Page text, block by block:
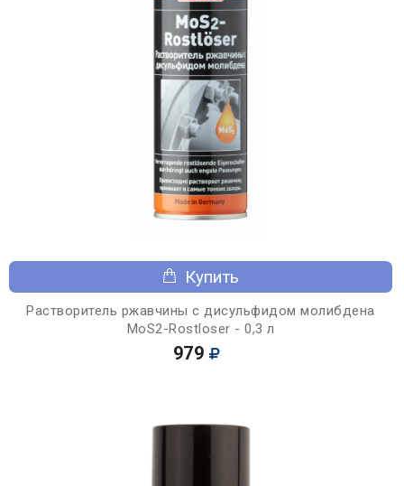
Купить
Растворитель ржавчины с дисульфидом молибдена
MoS2-Rostloser - 0,3 л
979